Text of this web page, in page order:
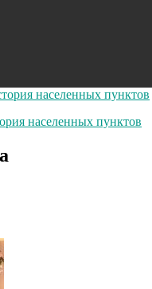
населенных пунктов
населенных пунктов